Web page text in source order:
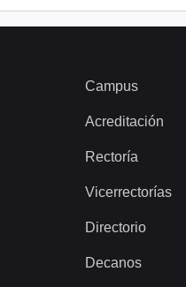
Campus
Acreditación
Rectoría
Vicerrectorías
Directorio
Decanos